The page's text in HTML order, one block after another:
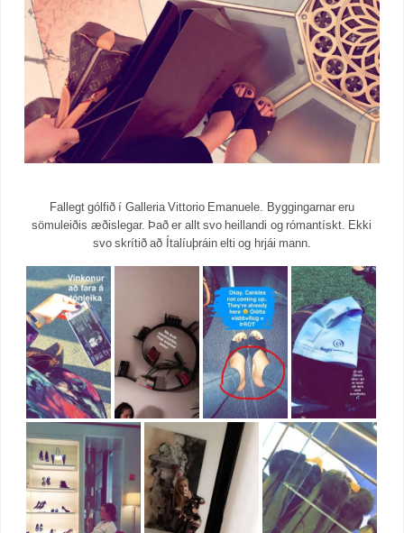
Fallegt gólfið í Galleria Vittorio Emanuele. Byggingarnar eru
sömuleiðis æðislegar. Það er allt svo heillandi og rómantískt. Ekki
svo skrítið að Ítalíuþráin elti og hrjái mann.